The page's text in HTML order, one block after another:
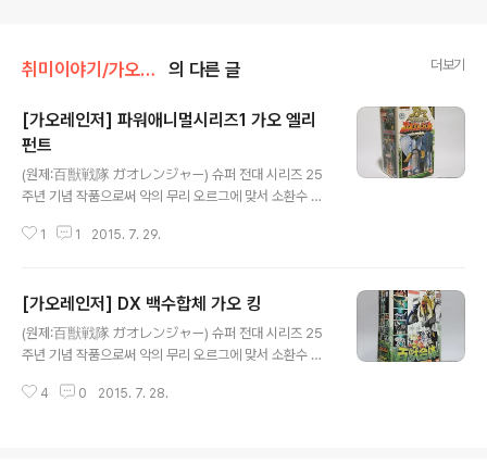
취미이야기/가오렌쟈 의 다른 글 더보기
[가오레인저] 파워애니멀시리즈1 가오 엘리
펀트
(원제:百獣戦隊 ガオレンジャー) 슈퍼 전대 시리즈 25
주년 기념 작품으로써 악의 무리 오르그에 맞서 소환수 파
습니다. 25주년 기념작 답게 작품 완성도는 물론, 꽃미남
의 전대 완구를 이야기를 할 때 그 누구도 부정할 수 없는
완구가 바로 의 관련 상품입니다. 는 정크니 제외 파워 애니
멀 시리즈1 가오 엘리펀트 측면에는 구성품과 가오킹과 합
일반 상태에서는 코가 자유롭게 움직일 수 있고. 양쪽 귀를
1 1 2015. 7. 29.
[가오레인저] DX 백수합체 가오 킹
(원제:百獣戦隊 ガオレンジャー) 슈퍼 전대 시리즈 25
주년 기념 작품으로써 악의 무리 오르그에 맞서 소환수 파
습니다. 25주년 기념작 답게 작품 완성도는 물론, 꽃미남
4 0 2015. 7. 28.